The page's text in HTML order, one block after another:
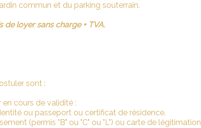
commun et du parking souterrain.
de loyer sans charge + TVA.
sont :
cours de validité :
ou passeport ou certificat de résidence.
(permis "B" ou "C" ou "L") ou carte de légitimation